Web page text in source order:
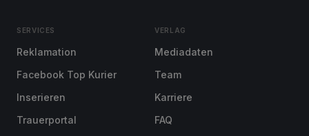
SERVICES
Reklamation
Facebook Top Kurier
Inserieren
Trauerportal
VERLAG
Mediadaten
Team
Karriere
FAQ